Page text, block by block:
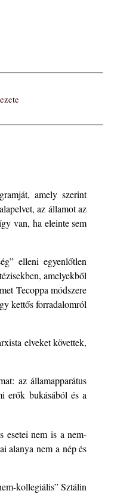
amely szerint
az államot az
van, ha eleinte sem
elleni egyenlőtlen
amelyekből
Tecoppa módszere
kettős forradalomról
elveket követtek,
az államapparátus
erők bukásából és a
esetei nem is a nem-
alanya nem a nép és
kollegiális” Sztálin